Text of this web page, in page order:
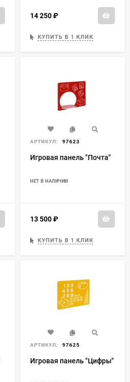
14 250
КУПИТЬ В 1 КЛИК
АРТИКУЛ: 97623
Игровая панель "Почта"
НЕТ В НАЛИЧИИ
13 500
КУПИТЬ В 1 КЛИК
АРТИКУЛ: 97625
Игровая панель "Цифры"